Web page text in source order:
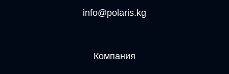
info@polaris.kg
Компания